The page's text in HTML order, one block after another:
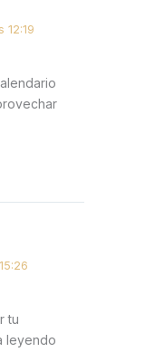
12:19
tu
leyendo